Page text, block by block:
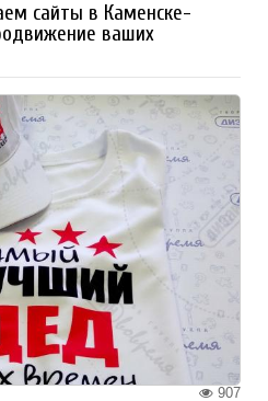
сайты в Каменске-
ваших
907